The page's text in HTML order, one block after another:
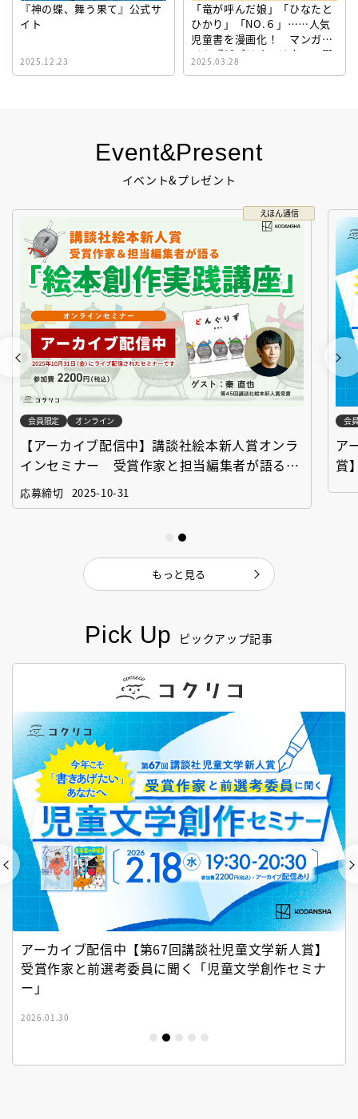
Pick Up ピックアップ記事
アーカイブ配信中【第67回講談社児童文学新人賞】
受賞作家と前選考委員に聞く「児童文学創作セミナ
ー」
2026.01.30
Event&Present
イベント&プレゼント
えほん通信
会員限定 オンライン
【アーカイブ配信中】講談社絵本新人賞オンラ
インセミナー 受賞作家と担当編集者が語る
「絵本創作実践講座」
応募締切 2025-10-31
会
ア
賞
もっと見る
『神の蝶、舞う果て』公式サ
イト
2025.12.23
「竜が呼んだ娘」「ひなたと
ひかり」「NO.６」……人気
児童書を漫画化！ マンガサ
イト『ビブリオシリウス』誕
生！
2025.03.28